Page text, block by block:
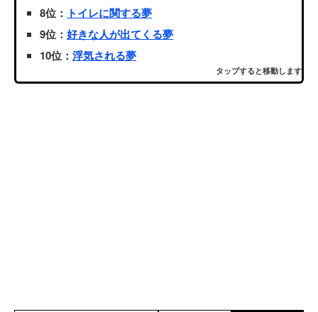
8位： トイレに関する夢
9位： 好きな人が出てくる夢
10位： 浮気される夢
タップすると移動します